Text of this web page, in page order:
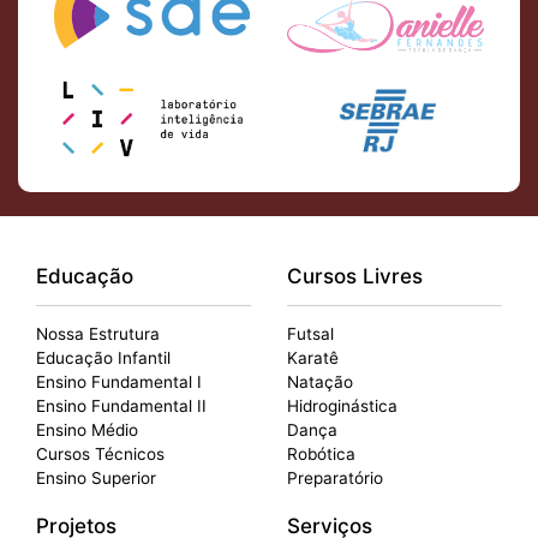
Educação
Nossa Estrutura
Educação Infantil
Ensino Fundamental I
Ensino Fundamental II
Ensino Médio
Cursos Técnicos
Ensino Superior
Cursos Livres
Futsal
Karatê
Natação
Hidroginástica
Dança
Robótica
Preparatório
Projetos Serviços